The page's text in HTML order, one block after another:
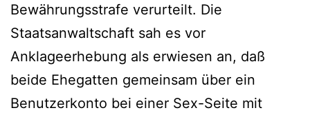
Bewährungsstrafe verurteilt. Die
Staatsanwaltschaft sah es vor
Anklageerhebung als erwiesen an, daß
beide Ehegatten gemeinsam über ein
Benutzerkonto bei einer Sex-Seite mit